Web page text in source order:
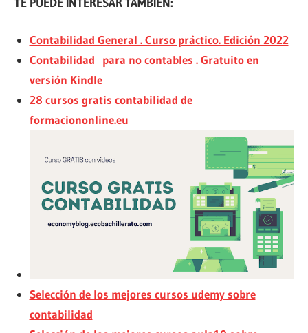
Contabilidad General . Curso práctico. Edición 2022
Contabilidad para no contables . Gratuito en
versión Kindle
28 cursos gratis contabilidad de
formaciononline.eu
Selección de los mejores cursos udemy sobre
contabilidad